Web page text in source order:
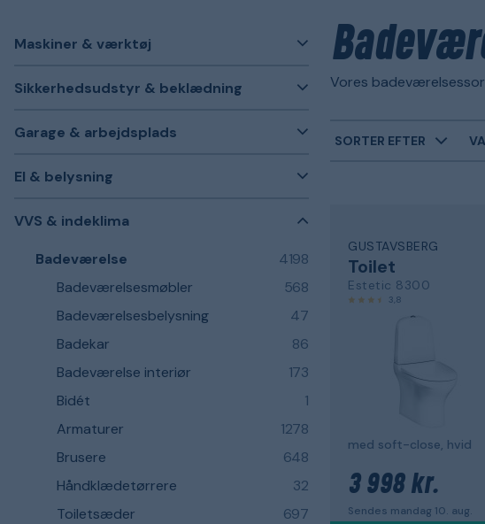
Maskiner & værktøj
Sikkerhedsudstyr & beklædning
Garage & arbejdsplads
El & belysning
VVS & indeklima
Badeværelse
4198
Badeværelsesmøbler
568
Badeværelsesbelysning
47
Badekar
86
Badeværelse interiør
173
Bidét
1
Armaturer
1278
Brusere
648
Håndklædetørrere
32
Toiletsæder
697
Vores
SORTER EFTER
GUSTAVSBERG
Toilet
Estetic 8300
3,8
med soft-close, hvid
3 998 kr.
Sendes mandag 10. aug.